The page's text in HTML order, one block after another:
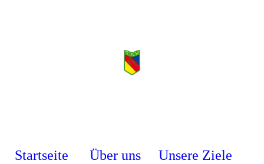
Startseite Über uns
Unsere Ziele